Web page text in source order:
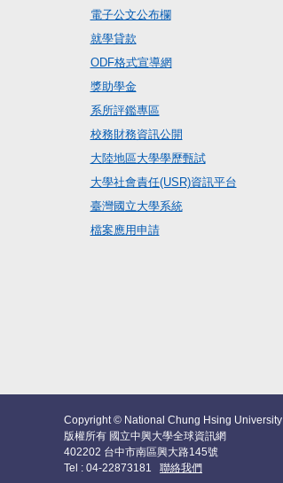
電子公文公布欄
就學貸款
ODF格式宣導網
獎助學金
系所評鑑專區
校務財務資訊公開
大陸地區大學學歷甄試
大學社會責任(USR)資訊平台
臺灣國立大學系統
檔案應用申請
Copyright © National Chung Hsing University
版權所有 國立中興大學全球資訊網
402202 台中市南區興大路145號
Tel : 04-22873181 聯絡我們